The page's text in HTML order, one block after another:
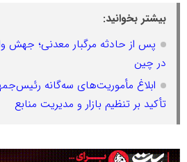
بیشتر بخوانید:
پس از حادثه مرگبار معدنی؛ جهش
در چین
ابلاغ مأموریت‌های سه‌گانه
تأکید بر تنظیم بازار و مدیریت منابع